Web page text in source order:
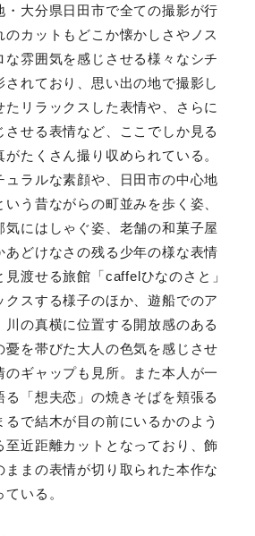
・大分県日田市で全ての撮影が行
のカットもどこか懐かしさやノス
な雰囲気を感じさせる様々なシチ
されており、思い出の地で撮影し
たリラックスした表情や、さらに
させる表情など、ここでしか見る
たくさん撮り収められている。
ュラルな素顔や、日田市の中心地
う昔ながらの町並みを歩く姿、
気にはしゃぐ姿、老舗の和菓子屋
あどけなさの残る少年の様な表情
見渡せる旅館「caffelひなのさと」
クスする様子のほか、遊船でのア
川の真横に位置する開放感のある
憂を帯びた大人の色気を感じさせ
のギャップも見所。また本人が一
る「想夫恋」の焼きそばを頬張る
で結木が目の前にいるかのよう
至近距離カットとなっており、飾
ままの表情が切り取られた本作な
いる。